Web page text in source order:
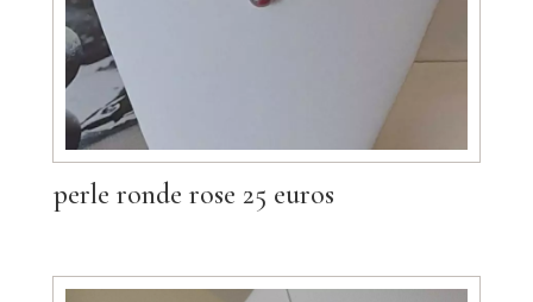
perle ronde rose 25 euros